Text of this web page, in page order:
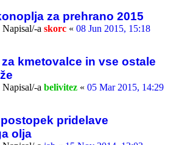
za prehrano 2015
a skorc « 08 Jun 2015, 15:18
kmetovalce in vse ostale
a belivitez « 05 Mar 2015, 14:29
pridelave
olja